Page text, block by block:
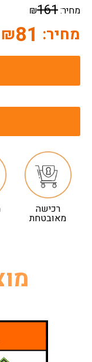
מחיר:161
₪
מחיר: 81
₪
רכישה
מאובטחת